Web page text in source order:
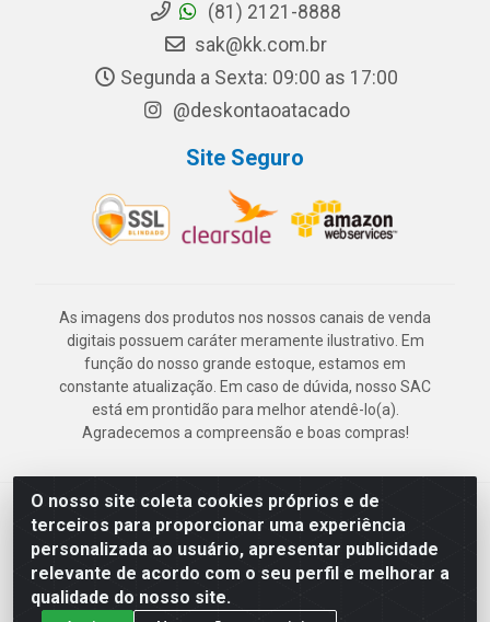
O nosso site coleta cookies próprios e de
terceiros para proporcionar uma experiência
personalizada ao usuário, apresentar publicidade
relevante de acordo com o seu perfil e melhorar a
qualidade do nosso site.
(81) 2121-8888
sak@kk.com.br
Segunda a Sexta: 09:00 as 17:00
@deskontaoatacado
Site Seguro
As imagens dos produtos nos nossos canais de venda
digitais possuem caráter meramente ilustrativo. Em
função do nosso grande estoque, estamos em
constante atualização. Em caso de dúvida, nosso SAC
está em prontidão para melhor atendê-lo(a).
Agradecemos a compreensão e boas compras!
Deskontão Atacado - Av. Marechal Mascarenhas de Morais, 2471 -
Imbiribeira - Recife/PE - CEP 51.150-001 - CNPJ 24.150.377/0003-
57